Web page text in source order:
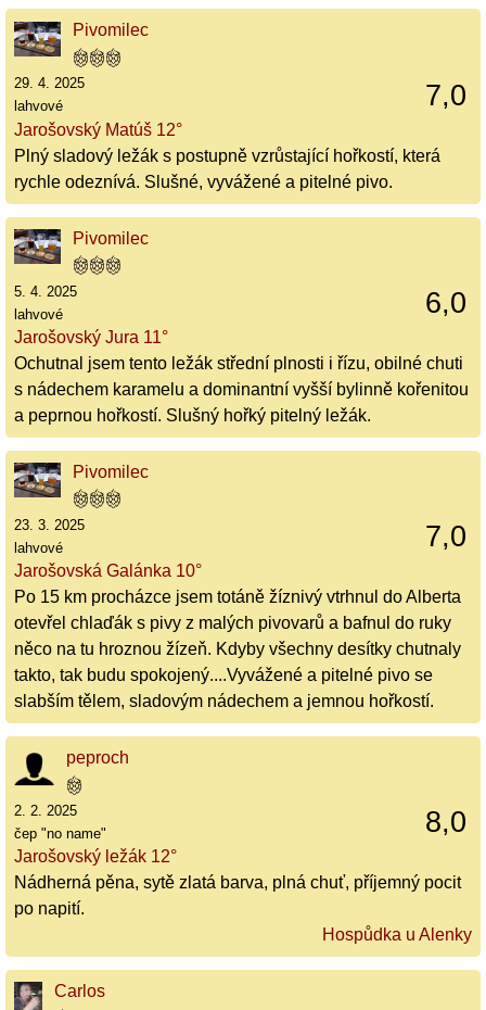
Pivomilec
7,0
29. 4. 2025
lahvové
Jarošovský Matúš 12°
Plný sladový ležák s postupně vzrůstající hořkostí, která
rychle odeznívá. Slušné, vyvážené a pitelné pivo.
Pivomilec
6,0
5. 4. 2025
lahvové
Jarošovský Jura 11°
Ochutnal jsem tento ležák střední plnosti i řízu, obilné chuti
s nádechem karamelu a dominantní vyšší bylinně kořenitou
a peprnou hořkostí. Slušný hořký pitelný ležák.
Pivomilec
7,0
23. 3. 2025
lahvové
Jarošovská Galánka 10°
Po 15 km procházce jsem totáně žíznivý vtrhnul do Alberta
otevřel chlaďák s pivy z malých pivovarů a bafnul do ruky
něco na tu hroznou žízeň. Kdyby všechny desítky chutnaly
takto, tak budu spokojený....Vyvážené a pitelné pivo se
slabším tělem, sladovým nádechem a jemnou hořkostí.
peproch
8,0
2. 2. 2025
čep "no name"
Jarošovský ležák 12°
Nádherná pěna, sytě zlatá barva, plná chuť, příjemný pocit
po napití.
Hospůdka u Alenky
Carlos